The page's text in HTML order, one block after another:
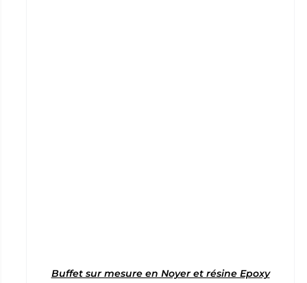
Buffet sur mesure en Noyer et résine Epoxy